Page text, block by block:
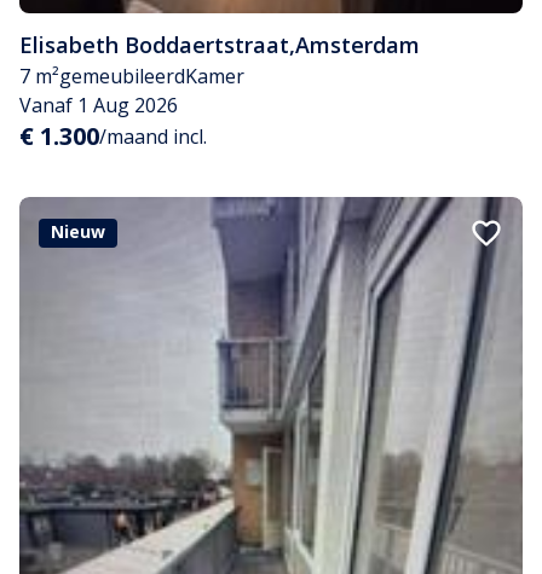
Elisabeth Boddaertstraat,Amsterdam
7 m²gemeubileerdKamer
Vanaf 1 Aug 2026
€ 1.300/maand incl.
Nieuw